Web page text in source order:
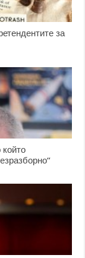
за
който